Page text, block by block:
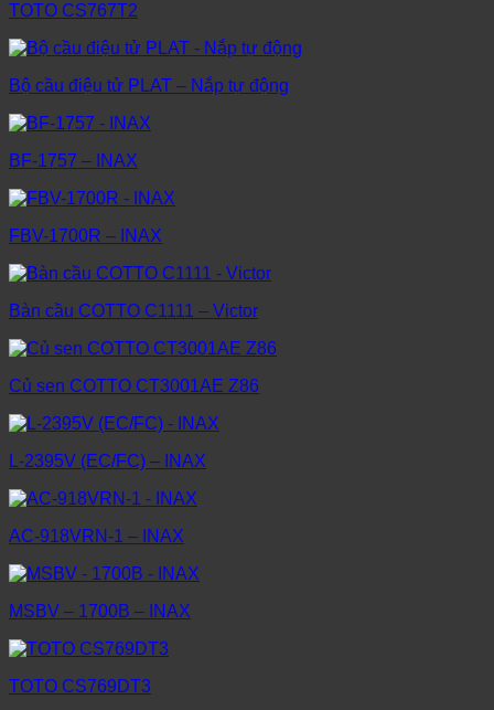
TOTO CS767T2
Bộ cầu điệu tử PLAT – Nắp tự động
BF-1757 – INAX
FBV-1700R – INAX
Bàn cầu COTTO C1111 – Victor
Củ sen COTTO CT3001AE Z86
L-2395V (EC/FC) – INAX
AC-918VRN-1 – INAX
MSBV – 1700B – INAX
TOTO CS769DT3